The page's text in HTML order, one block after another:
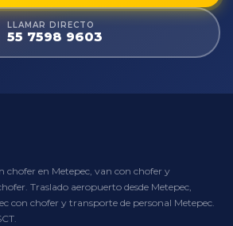
LLAMAR DIRECTO
55 7598 9603
chofer en Metepec, van con chofer y
Traslado aeropuerto desde Metepec,
con chofer y transporte de personal Metepec.